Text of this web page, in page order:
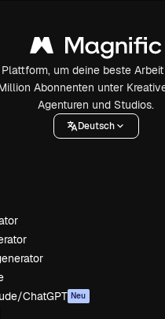
um deine beste
Abonnenten unter
Agenturen und Studios.
Deutsch
ChatGPT Neu